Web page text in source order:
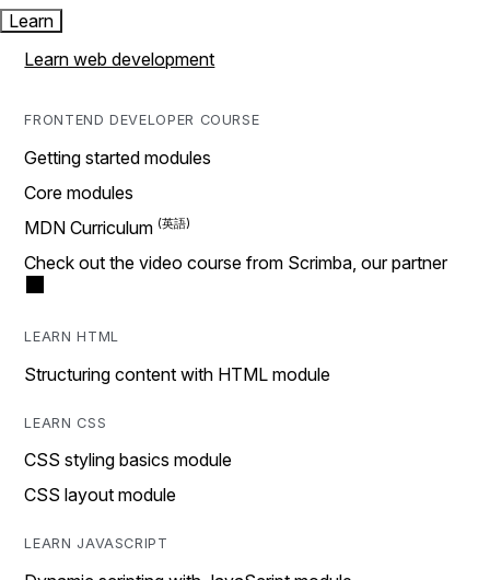
Learn
Learn web development
FRONTEND DEVELOPER COURSE
Getting started modules
Core modules
MDN Curriculum
Check out the video course from Scrimba, our partner
LEARN HTML
Structuring content with HTML module
LEARN CSS
CSS styling basics module
CSS layout module
LEARN JAVASCRIPT